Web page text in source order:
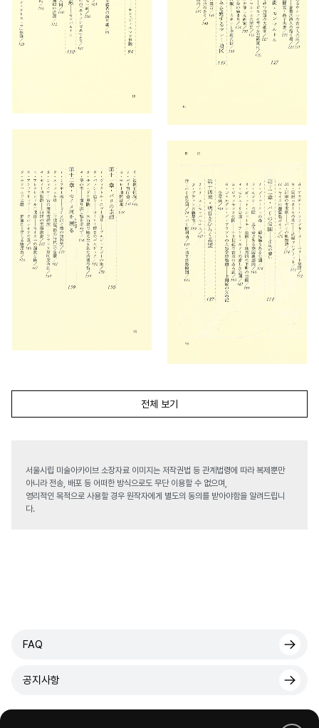
전체 보기
서울시립 미술아카이브 소장자료 이미지는 저작권법 등 관계법령에 따라 복제뿐만
아니라 전송, 배포 등 어떠한 방식으로도 무단 이용할 수 없으며,
영리적인 목적으로 사용할 경우 원작자에게 별도의 동의를 받아야함을 알려드립니
다.
FAQ
공지사항